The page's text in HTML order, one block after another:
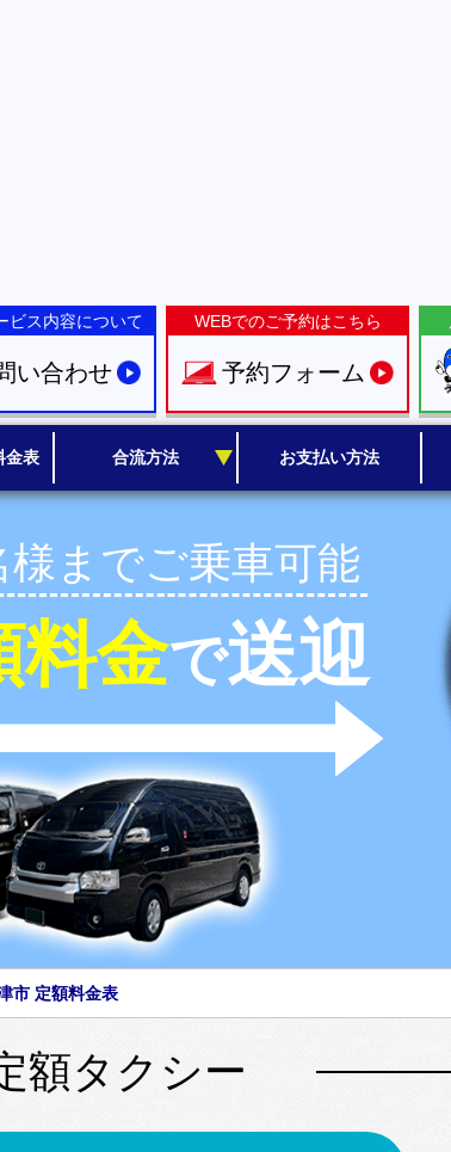
ビス内容について
い合わせ
WEBでのご予約はこちら
予約フォーム
金表 合流方法 お支払い方法
までご乗車可能
料金で送迎
市 定額料金表
額タクシー